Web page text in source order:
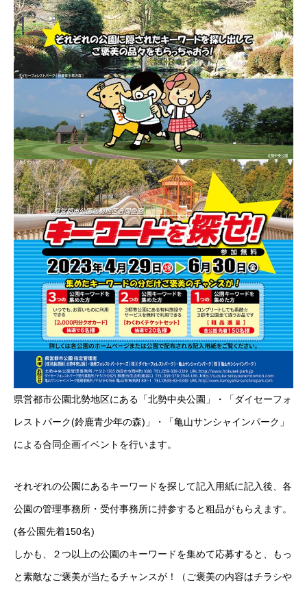
県営都市公園北勢地区にある「北勢中央公園」・「ダイセーフォ
レストパーク(鈴鹿青少年の森)」・「亀山サンシャインパーク」
による合同企画イベントを行います。
それぞれの公園にあるキーワードを探して記入用紙に記入後、各
公園の管理事務所・受付事務所に持参すると粗品がもらえます。
(各公園先着150名)
しかも、２つ以上の公園のキーワードを集めて応募すると、もっ
と素敵なご褒美が当たるチャンスが！（ご褒美の内容はチラシや